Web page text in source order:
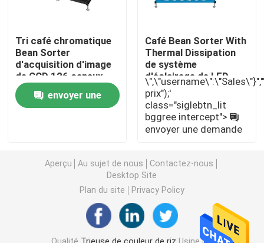
Trieuse de couleur de blé
trieuse de couleur d'anarcadier
trieuse de couleur d'arachide
Les grains de café colorent la trieuse
Trieuse de couleur d'épice
trieuse de couleur de sésame
Tri café chromatique
Bean Sorter
d'acquisition d'image
de CCD 126 canaux
envoyer une
Café Bean Sorter With
Thermal Dissipation
de système
d'éclairage de LED
prix");'
class="siglebtn_lit
bggree intercept">
envoyer une demande
Aperçu Au sujet de nous
Contactez-nous
Desktop Site
Plan du site
Privacy Policy